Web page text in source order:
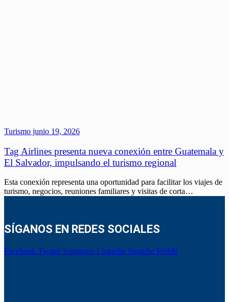
Turismo junio 19, 2026
Tag Airlines presenta nueva conexión entre Guatemala y
El Salvador, impulsando el turismo regional
Esta conexión representa una oportunidad para facilitar los viajes de
turismo, negocios, reuniones familiares y visitas de corta…
SÍGANOS EN REDES SOCIALES
Facebook Twitter Instagram Linkedin Youtube Reddit